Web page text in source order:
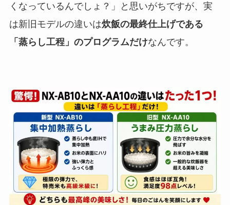
くなっているんでしょ？」と思いがちですが、実
は新旧モデルの違いは炊飯の最終仕上げである
「蒸らし工程」のプログラムだけなんです。